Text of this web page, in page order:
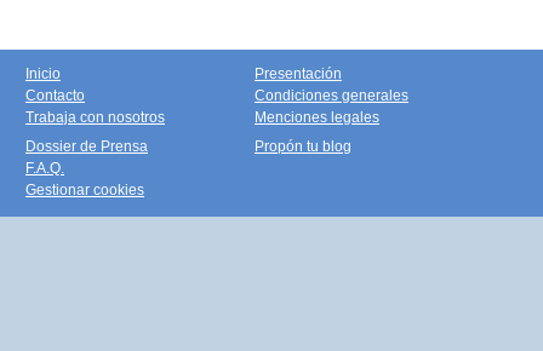
Inicio
Contacto
Trabaja con nosotros
Presentación
Condiciones generales
Menciones legales
Dossier de Prensa
F.A.Q.
Gestionar cookies
Propón tu blog